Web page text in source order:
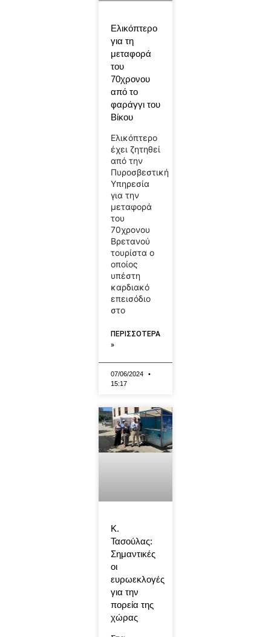
Ελικόπτερο
για τη
μεταφορά
του
70χρονου
από το
φαράγγι του
Βίκου
Ελικόπτερο
έχει ζητηθεί
από την
Πυροσβεστική
Υπηρεσία
για την
μεταφορά
του
70χρονου
Βρετανού
τουρίστα ο
οποίος
υπέστη
καρδιακό
επεισόδιο
στο
ΠΕΡΙΣΣΟΤΕΡΑ
»
07/06/2024
15:17
Κ.
Τασούλας:
Σημαντικές
οι
ευρωεκλογές
για την
πορεία της
χώρας